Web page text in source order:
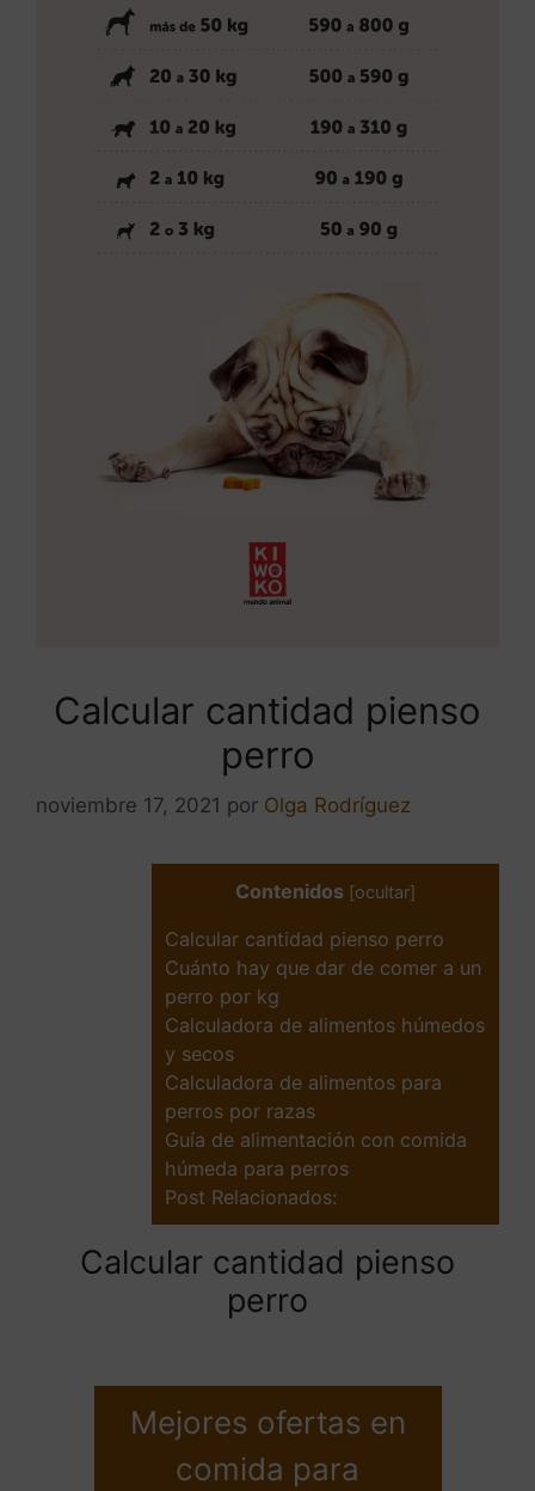
Calcular cantidad pienso
perro
noviembre 17, 2021 por Olga Rodríguez
Contenidos [ocultar]
Calcular cantidad pienso perro
Cuánto hay que dar de comer a un
perro por kg
Calculadora de alimentos húmedos
y secos
Calculadora de alimentos para
perros por razas
Guía de alimentación con comida
húmeda para perros
Post Relacionados:
Calcular cantidad pienso
perro
Mejores ofertas en
comida para